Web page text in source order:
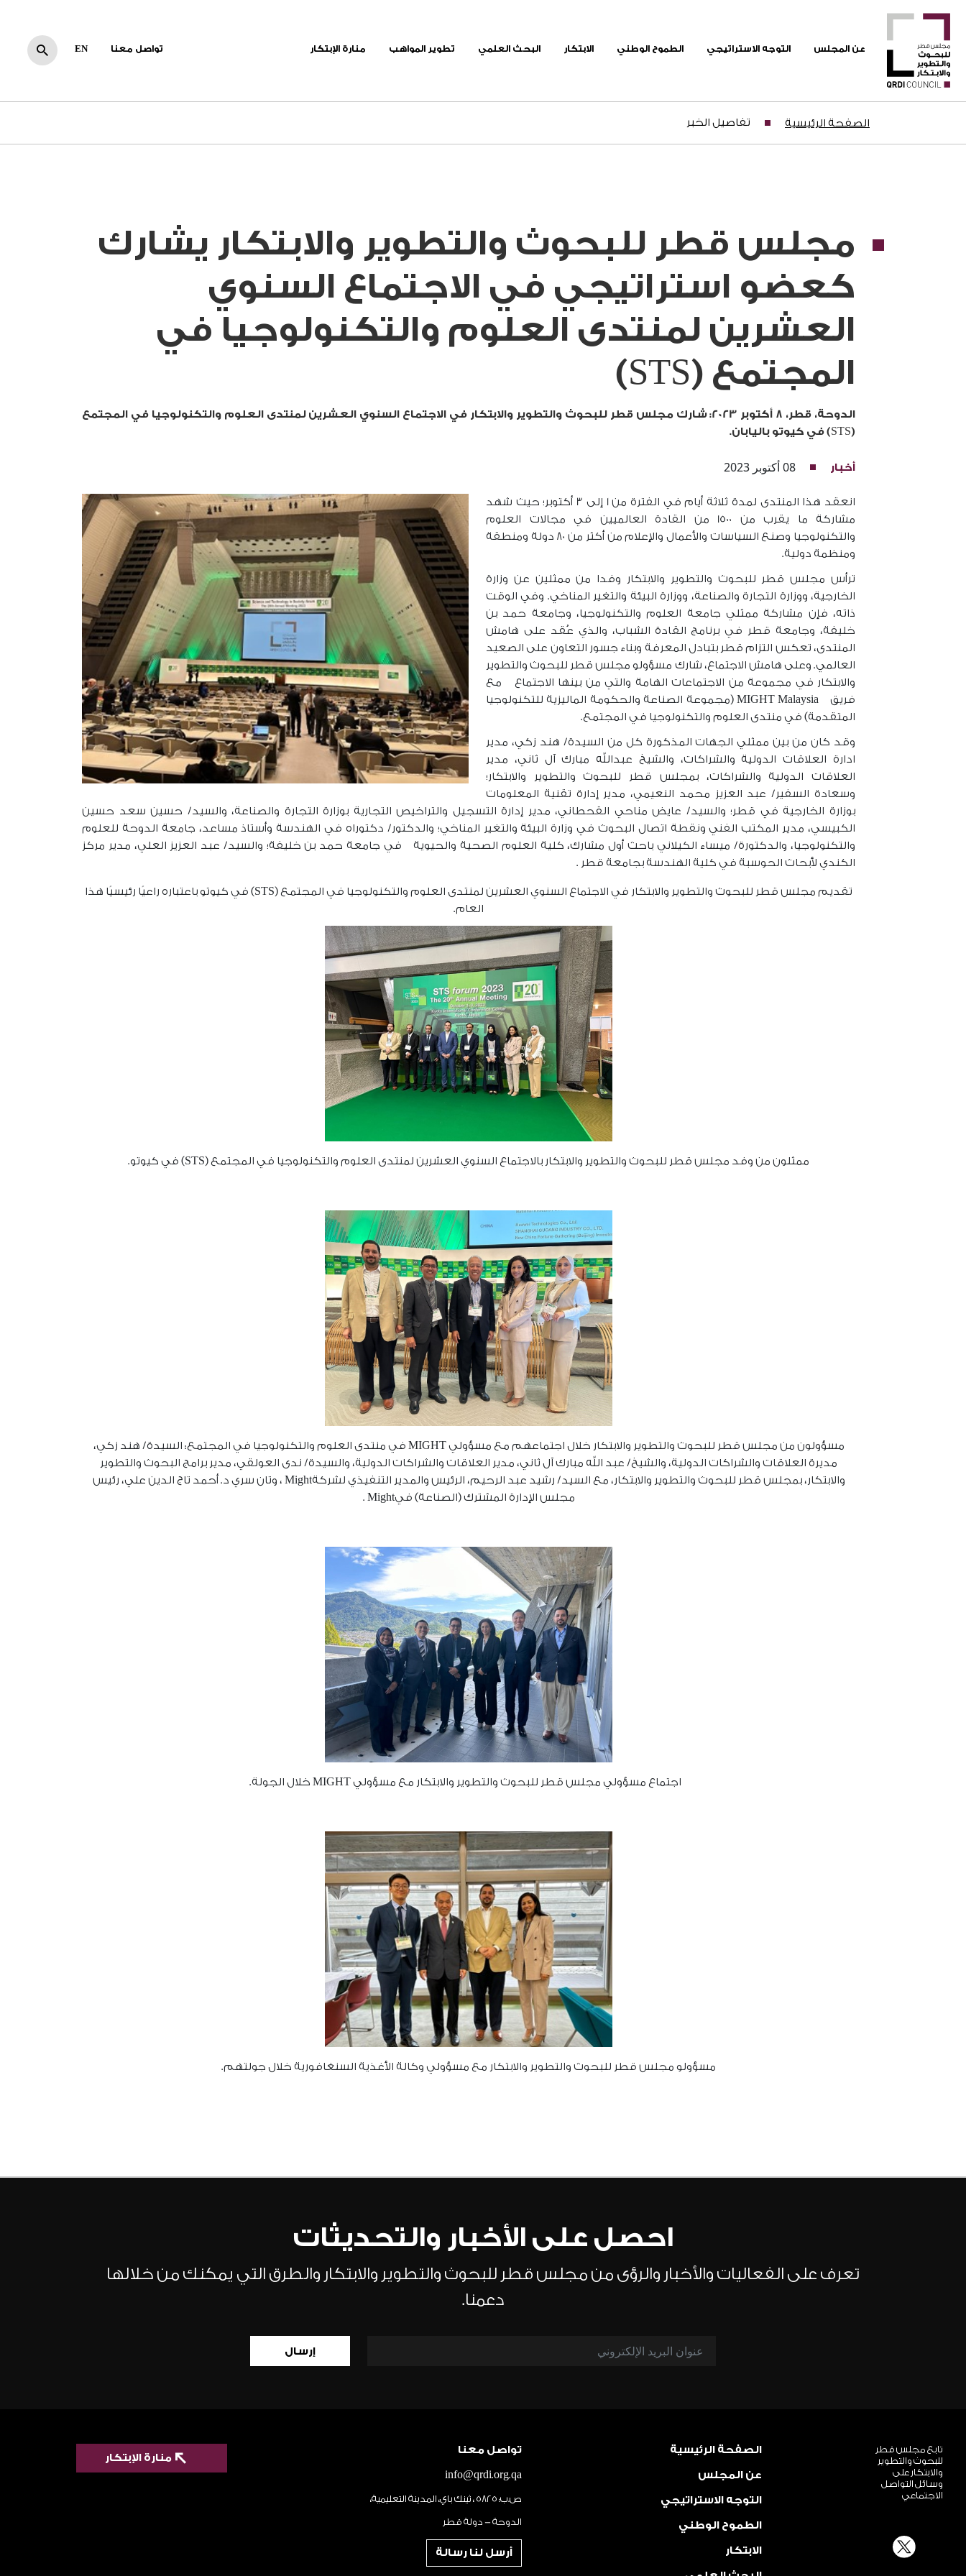
عن المجلس التوجه الاستراتيجي الطموح الوطني الابتكار البحث العلمي تطوير المواهب منارة الإبتكار تواصل معنا EN
الصفحة الرئيسية تفاصيل الخبر
مجلس قطر للبحوث والتطوير والابتكار يشارك
كعضو استراتيجي في الاجتماع السنوي
العشرين لمنتدى العلوم والتكنولوجيا في
المجتمع (STS)
الدوحة، قطر، 8 أكتوبر 2023:
شارك مجلس قطر للبحوث والتطوير والابتكار في الاجتماع السنوي العشرين لمنتدى العلوم والتكنولوجيا في المجتمع
(STS) في كيوتو باليابان.
أخبار 08 أكتوبر 2023
انعقد هذا المنتدى لمدة ثلاثة أيام في الفترة من 1 إلى 3 أكتوبر؛ حيث شهد
مشاركة ما يقرب من 1500 من القادة العالميين في مجالات العلوم
والتكنولوجيا وصنع السياسات والأعمال والإعلام من أكثر من 80 دولة ومنطقة
ومنظمة دولية.
ترأس مجلس قطر للبحوث والتطوير والابتكار وفدا من ممثلين عن وزارة
الخارجية، ووزارة التجارة والصناعة، ووزارة البيئة والتغير المناخي. وفي الوقت
ذاته، فإن مشاركة ممثلي جامعة العلوم والتكنولوجيا، وجامعة حمد بن
خليفة، وجامعة قطر في برنامج القادة الشباب، والذي عُقد على هامش
المنتدى، تعكس التزام قطر بتبادل المعرفة وبناء جسور التعاون على الصعيد
العالمي. وعلى هامش الاجتماع، شارك مسؤولو مجلس قطر للبحوث والتطوير
والابتكار في مجموعة من الاجتماعات الهامة والتي من بينها الاجتماع مع
فريق MIGHT Malaysia (مجموعة الصناعة والحكومة الماليزية للتكنولوجيا
المتقدمة) في منتدى العلوم والتكنولوجيا في المجتمع.
وقد كان من بين ممثلي الجهات المذكورة كل من السيدة/ هند زكي، مدير
ادارة العلاقات الدولية والشراكات، والشيخ عبدالله مبارك آل ثاني، مدير
العلاقات الدولية والشراكات، بمجلس قطر للبحوث والتطوير والابتكار؛
وسعادة السفير/ عبد العزيز محمد النعيمي، مدير إدارة تقنية المعلومات
بوزارة الخارجية في قطر؛ والسيد/ عايض مناحي القحطاني، مدير إدارة التسجيل والتراخيص التجارية بوزارة التجارة والصناعة، والسيد/ حسين سعد حسين
الكبيسي، مدير المكتب الفني ونقطة اتصال البحوث في وزارة البيئة والتغير المناخي؛ والدكتور/ دكتوراه في الهندسة وأستاذ مساعد، جامعة الدوحة للعلوم
والتكنولوجيا، والدكتورة/ ميساء الكيلاني باحث أول مشارك، كلية العلوم الصحية والحيوية في جامعة حمد بن خليفة؛ والسيد/ عبد العزيز العلي، مدير مركز
الكندي لأبحاث الحوسبة في كلية الهندسة بجامعة قطر .
تقديم مجلس قطر للبحوث والتطوير والابتكار في الاجتماع السنوي العشرين لمنتدى العلوم والتكنولوجيا في المجتمع (STS) في كيوتو باعتباره راعيًا رئيسيًا هذا
العام.
ممثلون من وفد مجلس قطر للبحوث والتطوير والابتكار بالاجتماع السنوي العشرين لمنتدى العلوم والتكنولوجيا في المجتمع (STS) في كيوتو.
مسؤولون من مجلس قطر للبحوث والتطوير والابتكار خلال اجتماعهم مع مسؤوليMIGHT في منتدى العلوم والتكنولوجيا في المجتمع: السيدة/ هند زكي،
مديرة العلاقات والشراكات الدولية، والشيخ/ عبد الله مبارك آل ثاني، مدير العلاقات والشراكات الدولية، والسيدة/ ندى العولقي، مدير برامج البحوث والتطوير
والابتكار، بمجلس قطر للبحوث والتطوير والابتكار، مع السيد/ رشيد عبد الرحيم، الرئيس والمدير التنفيذي لشركةMight ، وتان سري د.أحمد تاج الدين علي، رئيس
مجلس الإدارة المشترك (الصناعة) فيMight
.
اجتماع مسؤولي مجلس قطر للبحوث والتطوير والابتكار مع مسؤولي MIGHT خلال الجولة.
مسؤولو مجلس قطر للبحوث والتطوير والابتكار مع مسؤولي وكالة الأغذية السنغافورية خلال جولتهم.
احصل على الأخبار والتحديثات
تعرف على الفعاليات والأخبار والرؤى من مجلس قطر للبحوث والتطوير والابتكار والطرق التي يمكنك من خلالها
دعمنا.
إرسال
تابع مجلس قطر
للبحوث والتطوير
والابتكار على
وسائل التواصل
الاجتماعي
الصفحة الرئيسية
عن المجلس
التوجه الاستراتيجي
الطموح الوطني
الابتكار
تواصل معنا
info@qrdi.org.qa
ص.ب: 5825 ، ثينك باي، المدينة التعليمية،
الدوحة - دولة قطر
أرسل لنا رسالة
منارة الإبتكار